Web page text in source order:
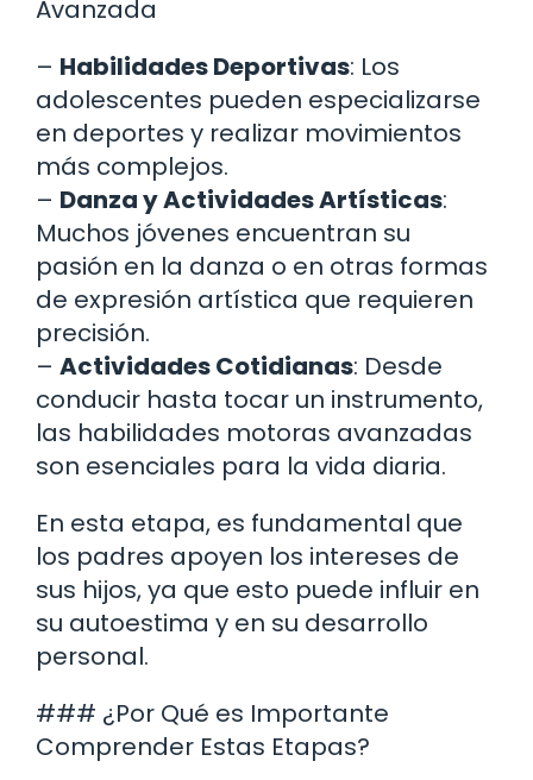
Avanzada
– Habilidades Deportivas: Los
adolescentes pueden especializarse
en deportes y realizar movimientos
más complejos.
– Danza y Actividades Artísticas:
Muchos jóvenes encuentran su
pasión en la danza o en otras formas
de expresión artística que requieren
precisión.
– Actividades Cotidianas: Desde
conducir hasta tocar un instrumento,
las habilidades motoras avanzadas
son esenciales para la vida diaria.
En esta etapa, es fundamental que
los padres apoyen los intereses de
sus hijos, ya que esto puede influir en
su autoestima y en su desarrollo
personal.
### ¿Por Qué es Importante
Comprender Estas Etapas?